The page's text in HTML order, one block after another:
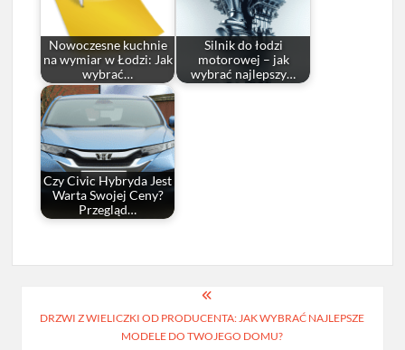
Nowoczesne kuchnie
na wymiar w Łodzi: Jak
wybrać…
Silnik do łodzi
motorowej – jak
wybrać najlepszy…
Czy Civic Hybryda Jest
Warta Swojej Ceny?
Przegląd…
wpisu
DRZWI Z WIELICZKI OD PRODUCENTA: JAK WYBRAĆ NAJLEPSZE
MODELE DO TWOJEGO DOMU?